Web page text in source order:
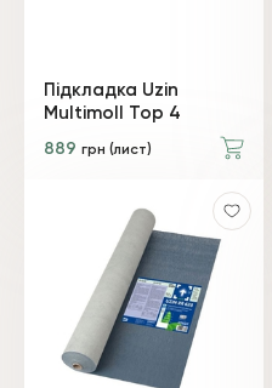
Підкладка Uzin
Multimoll Тор 4
889 грн (лист)